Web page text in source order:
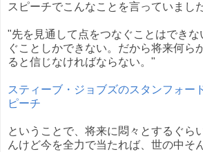
スピーチでこんなことを言っていました
"先を見通して点をつなぐことはでき
ぐことしかできない。だから将来何ら
ると信じなければならない。"
スティーブ・ジョブズのスタンフォー
ピーチ
ということで、将来に悶々とするぐら
んけど今を全力で当たれば、世の中そ